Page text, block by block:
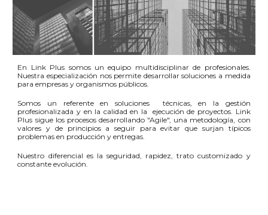
En Link Plus somos un equipo multidisciplinar de profesionales.
Nuestra especialización nos permite desarrollar soluciones a medida
para empresas y organismos públicos.
Somos un referente en soluciones técnicas, en la gestión
profesionalizada y en la calidad en la ejecución de proyectos. Link
Plus sigue los procesos desarrollando "Agile", una metodología, con
valores y de principios a seguir para evitar que surjan típicos
problemasen producción y entregas.
Nuestro diferencial es la seguridad, rapidez, trato customizado y
constante evolución.